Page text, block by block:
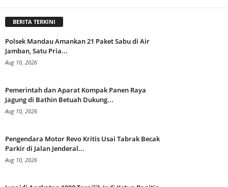
BERITA TERKINI
Polsek Mandau Amankan 21 Paket Sabu di Air
Jamban, Satu Pria...
Aug 10, 2026
Pemerintah dan Aparat Kompak Panen Raya
Jagung di Bathin Betuah Dukung...
Aug 10, 2026
Pengendara Motor Revo Kritis Usai Tabrak Becak
Parkir di Jalan Jenderal...
Aug 10, 2026